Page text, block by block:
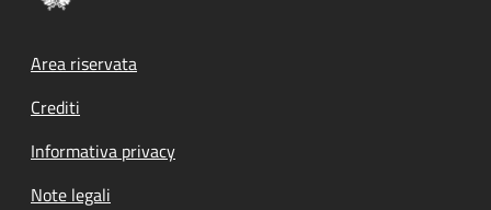
Footer menu
Area riservata
Crediti
Informativa privacy
Note legali